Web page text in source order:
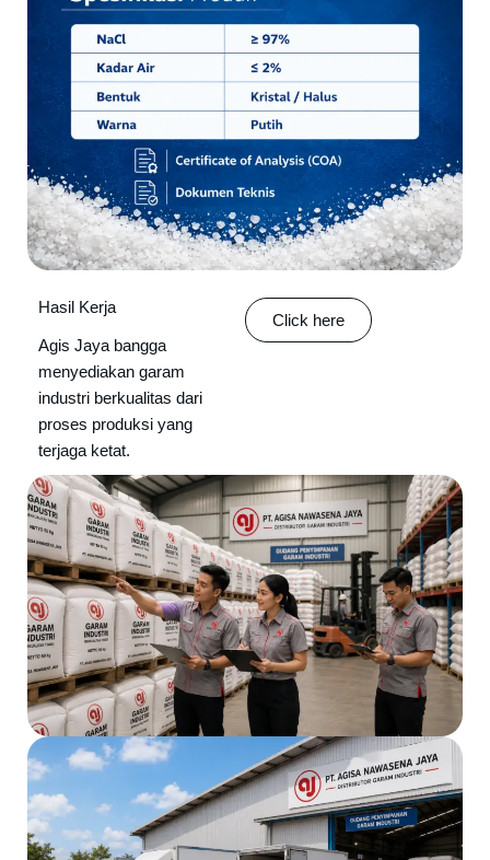
Hasil Kerja
Agis Jaya bangga
menyediakan garam
industri berkualitas dari
proses produksi yang
terjaga ketat.
Click here